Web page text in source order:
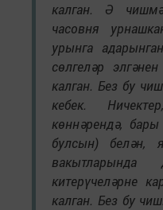
калган. Ә
часовня
урынга
сөлгеләр
калган. Без бу
кебек.
көннәрендә,
булсын) белән,
китерүчеләрне
калган. Без бу